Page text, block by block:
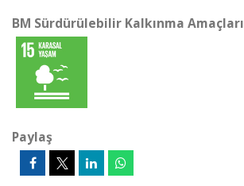
BM Sürdürülebilir Kalkınma Amaçları
Paylaş